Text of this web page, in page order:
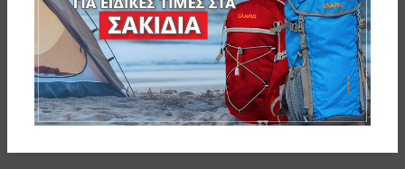
ΔΙΑΔΙΚΑΣΙΑ ΠΑΡΑΓΓΕΛΙΑΣ
SKU:144-2500